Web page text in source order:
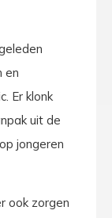
en
Er klonk
uit de
jongeren
ook zorgen